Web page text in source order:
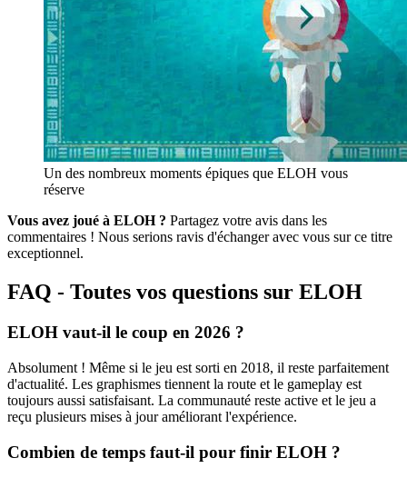
Un des nombreux moments épiques que ELOH vous
réserve
Vous avez joué à ELOH ? Partagez votre avis dans les
commentaires ! Nous serions ravis d'échanger avec vous sur ce titre
exceptionnel.
FAQ - Toutes vos questions sur ELOH
ELOH vaut-il le coup en 2026 ?
Absolument ! Même si le jeu est sorti en 2018, il reste parfaitement
d'actualité. Les graphismes tiennent la route et le gameplay est
toujours aussi satisfaisant. La communauté reste active et le jeu a
reçu plusieurs mises à jour améliorant l'expérience.
Combien de temps faut-il pour finir ELOH ?